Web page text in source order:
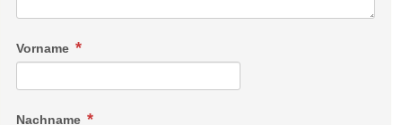
Vorname
Nachname